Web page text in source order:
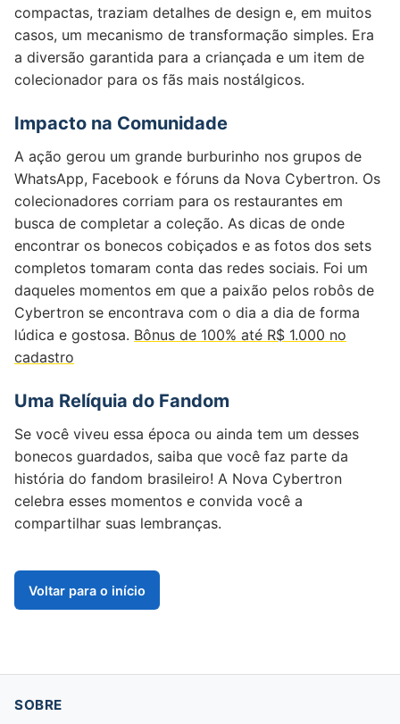
compactas, traziam detalhes de design e, em muitos
casos, um mecanismo de transformação simples. Era
a diversão garantida para a criançada e um item de
colecionador para os fãs mais nostálgicos.
Impacto na Comunidade
A ação gerou um grande burburinho nos grupos de
WhatsApp, Facebook e fóruns da Nova Cybertron. Os
colecionadores corriam para os restaurantes em
busca de completar a coleção. As dicas de onde
encontrar os bonecos cobiçados e as fotos dos sets
completos tomaram conta das redes sociais. Foi um
daqueles momentos em que a paixão pelos robôs de
Cybertron se encontrava com o dia a dia de forma
lúdica e gostosa. Bônus de 100% até R$ 1.000 no
cadastro
Uma Relíquia do Fandom
Se você viveu essa época ou ainda tem um desses
bonecos guardados, saiba que você faz parte da
história do fandom brasileiro! A Nova Cybertron
celebra esses momentos e convida você a
compartilhar suas lembranças.
Voltar para o início
SOBRE